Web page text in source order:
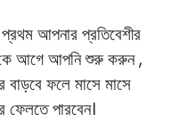
আপনার প্রতিবেশীর
কে আগে আপনি শুরু করুন ,
ফলে মাসে মাসে
পারবেন।